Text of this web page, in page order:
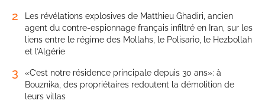
2
Les révélations explosives de Matthieu Ghadiri, ancien
agent du contre-espionnage français infiltré en Iran, sur les
liens entre le régime des Mollahs, le Polisario, le Hezbollah
et l’Algérie
3
«C’est notre résidence principale depuis 30 ans»: à
Bouznika, des propriétaires redoutent la démolition de
leurs villas